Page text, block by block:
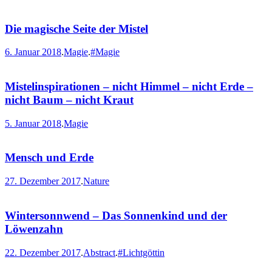
Die magische Seite der Mistel
6. Januar 2018.Magie.#Magie
Mistelinspirationen – nicht Himmel – nicht Erde –
nicht Baum – nicht Kraut
5. Januar 2018.Magie
Mensch und Erde
27. Dezember 2017.Nature
Wintersonnwend – Das Sonnenkind und der
Löwenzahn
22. Dezember 2017.Abstract.#Lichtgöttin